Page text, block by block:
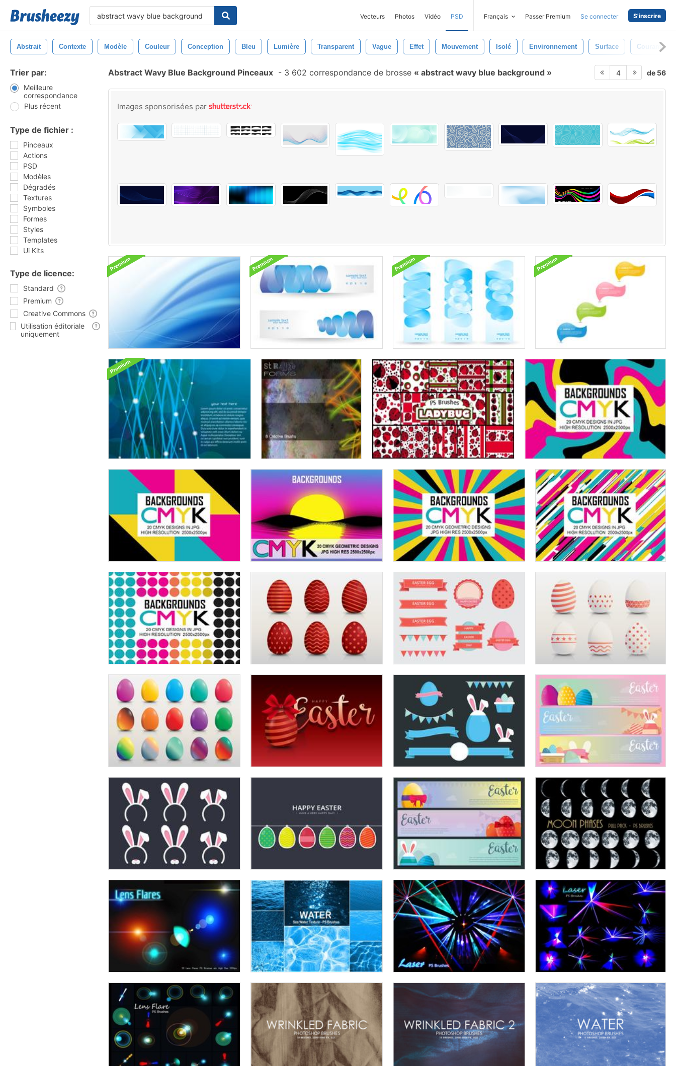
Vecteurs Photos Vidéo PSD Français Passer Premium Se connecter S'inscrire
Abstrait Contexte Modèle Couleur Conception Bleu Lumière Transparent Vague Effet Mouvement Isolé Environnement Surface Courant
Trier par:
Meilleure
correspondance
Plus récent
Type de fichier :
Pinceaux
Actions
PSD
Modèles
Dégradés
Textures
Symboles
Formes
Styles
Templates
Ui Kits
Type de licence:
Standard
Premium
Creative Commons
Utilisation éditoriale
uniquement
Abstract Wavy Blue Background Pinceaux - 3 602 correspondance de brosse abstract wavy blue background 4 de 56
Images sponsorisées par